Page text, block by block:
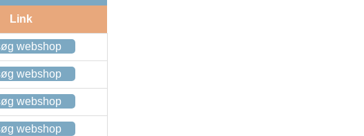
Link
webshop
webshop
webshop
webshop